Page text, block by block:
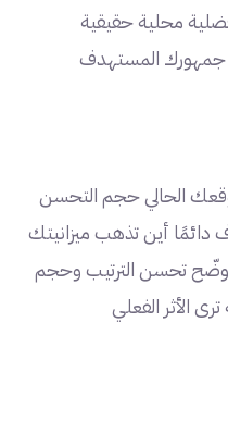
محلية حقيقية
جمهورك المستهدف
الحالي حجم التحسن
دائمًا أين تذهب ميزانيتك
توضّح تحسن الترتيب وحجم
الأثر الفعلي